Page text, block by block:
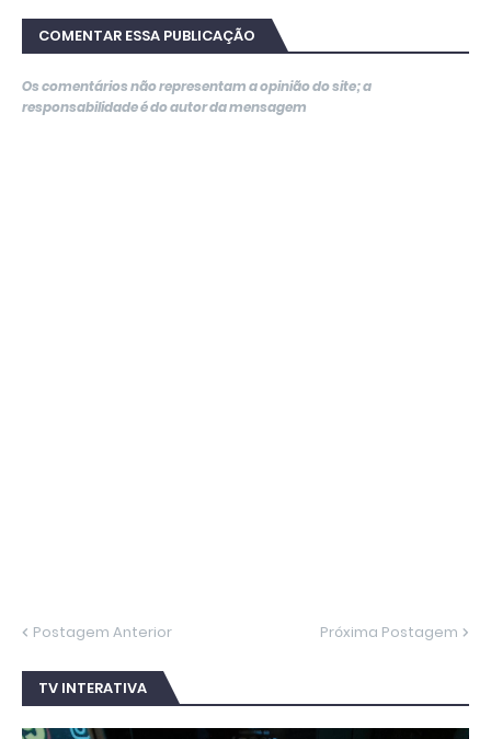
COMENTAR ESSA PUBLICAÇÃO
Os comentários não representam a opinião do site; a
responsabilidade é do autor da mensagem
Postagem Anterior Próxima Postagem
TV INTERATIVA